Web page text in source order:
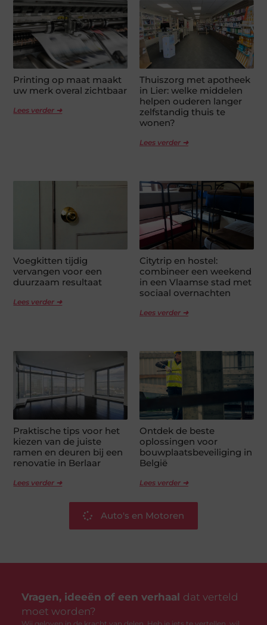
Printing op maat maakt
uw merk overal zichtbaar
Lees verder ➜
Thuiszorg met apotheek
in Lier: welke middelen
helpen ouderen langer
zelfstandig thuis te
wonen?
Lees verder ➜
Voegkitten tijdig
vervangen voor een
duurzaam resultaat
Lees verder ➜
Citytrip en hostel:
combineer een weekend
in een Vlaamse stad met
sociaal overnachten
Lees verder ➜
Praktische tips voor het
kiezen van de juiste
ramen en deuren bij een
renovatie in Berlaar
Lees verder ➜
Ontdek de beste
oplossingen voor
bouwplaatsbeveiliging in
België
Lees verder ➜
Auto's en Motoren
Vragen, ideeën of een verhaal dat verteld
moet worden?